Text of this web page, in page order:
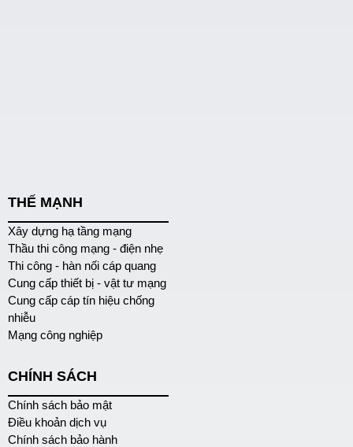
THẾ MẠNH
Xây dựng hạ tầng mạng
Thầu thi công mạng - điện nhẹ
Thi công - hàn nối cáp quang
Cung cấp thiết bị - vật tư mạng
Cung cấp cáp tín hiệu chống
nhiễu
Mạng công nghiệp
CHÍNH SÁCH
Chính sách bảo mật
Điều khoản dịch vụ
Chính sách bảo hành